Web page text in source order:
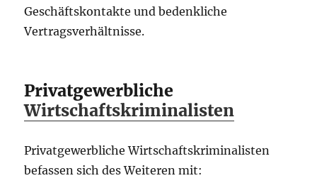
Geschäftskontakte und bedenkliche
Vertragsverhältnisse.
Privatgewerbliche
Wirtschaftskriminalisten
Privatgewerbliche Wirtschaftskriminalisten
befassen sich des Weiteren mit: